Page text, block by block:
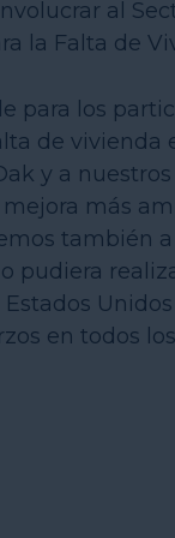
al
la Falta de
para los
de vivienda
y a
más
también
pudiera
en todos